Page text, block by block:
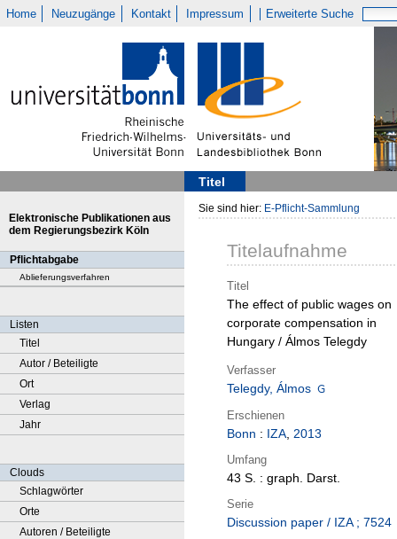
Home Neuzugänge Kontakt Impressum Erweiterte Suche
Titel
Elektronische Publikationen aus
dem Regierungsbezirk Köln
Pflichtabgabe
Ablieferungsverfahren
Listen
Titel
Autor / Beteiligte
Ort
Verlag
Jahr
Clouds
Schlagwörter
Orte
Autoren / Beteiligte
Sie sind hier: E-Pflicht-Sammlung
Titelaufnahme
Titel
The effect of public wages on
corporate compensation in
Hungary / Álmos Telegdy
Verfasser
Telegdy, Álmos
Erschienen
Bonn : IZA, 2013
Umfang
43 S. : graph. Darst.
Serie
Discussion paper / IZA ; 7524